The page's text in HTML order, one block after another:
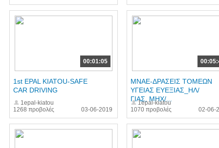
00:01:05
1268 προβολές
1st EPAL KIATOU-SAFE
CAR DRIVING
1epal-kiatou
03-06-2019
1070 προβολές
ΜΝΑΕ-ΔΡΑΣΕΙΣ ΤΟΜΕΩΝ
ΥΓΕΙΑΣ ΕΥΕΞΙΑΣ_ΗΛ/
ΓΙΑΣ, ΜΗΧ/...
1epal-kiatou
02-06-